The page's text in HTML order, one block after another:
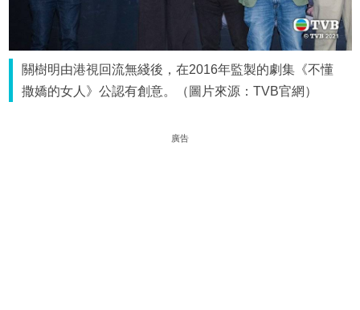
關樹明由港視回流無綫後，在2016年監製的劇集《不懂
撒嬌的女人》公認有創意。（圖片來源：TVB官網）
廣告